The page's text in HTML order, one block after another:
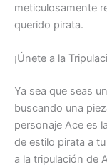
meticulosamente
querido pirata.
¡Únete a la
Ya sea que seas
buscando una
personaje Ace es
de estilo pirata a
a la tripulación de